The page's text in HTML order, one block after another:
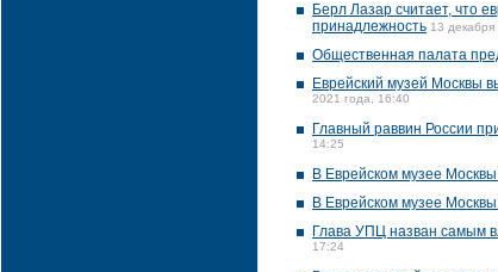
Берл Лазар считает, что
принадлежность 13
Общественная палата
Еврейский музей Москвы
2021 года, 16:40
Главный раввин России
14:25
В Еврейском музее Москвы
В Еврейском музее
Глава УПЦ назван самым
17:24